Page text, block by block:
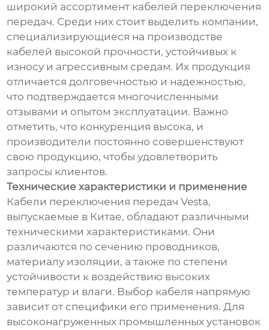
широкий ассортимент кабелей переключения
передач. Среди них стоит выделить компании,
специализирующиеся на производстве
кабелей высокой прочности, устойчивых к
износу и агрессивным средам. Их продукция
отличается долговечностью и надежностью,
что подтверждается многочисленными
отзывами и опытом эксплуатации. Важно
отметить, что конкуренция высока, и
производители постоянно совершенствуют
свою продукцию, чтобы удовлетворить
запросы клиентов.
Технические характеристики и применение
Кабели переключения передач Vesta,
выпускаемые в Китае, обладают различными
техническими характеристиками. Они
различаются по сечению проводников,
материалу изоляции, а также по степени
устойчивости к воздействию высоких
температур и влаги. Выбор кабеля напрямую
зависит от специфики его применения. Для
высоконагруженных промышленных установок